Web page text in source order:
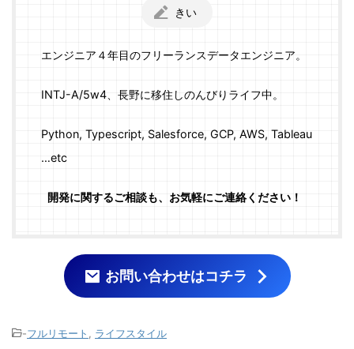
きい
エンジニア４年目のフリーランスデータエンジニア。
INTJ-A/5w4、長野に移住しのんびりライフ中。
Python, Typescript, Salesforce, GCP, AWS, Tableau
…etc
開発に関するご相談も、お気軽にご連絡ください！
お問い合わせはコチラ
-フルリモート , ライフスタイル